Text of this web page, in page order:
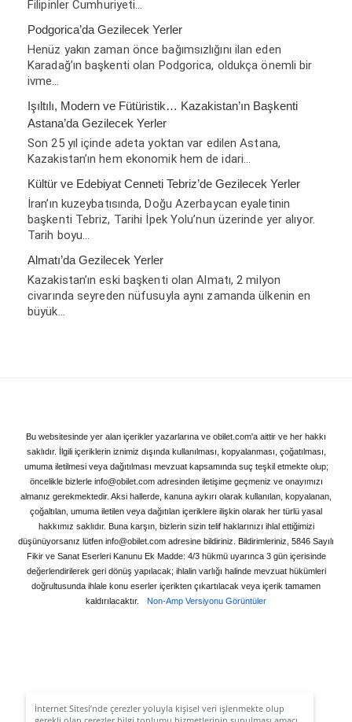
Filipinler Cumhuriyeti…
Podgorica’da Gezilecek Yerler
Henüz yakın zaman önce bağımsızlığını ilan eden
Karadağ’ın başkenti olan Podgorica, oldukça önemli bir
ivme…
Işıltılı, Modern ve Fütüristik… Kazakistan’ın Başkenti
Astana’da Gezilecek Yerler
Son 25 yıl içinde adeta yoktan var edilen Astana,
Kazakistan’ın hem ekonomik hem de idari…
Kültür ve Edebiyat Cenneti Tebriz’de Gezilecek Yerler
İran’ın kuzeybatısında, Doğu Azerbaycan eyaletinin
başkenti Tebriz, Tarihi İpek Yolu’nun üzerinde yer alıyor.
Tarih boyu…
Almatı’da Gezilecek Yerler
Kazakistan’ın eski başkenti olan Almatı, 2 milyon
civarında seyreden nüfusuyla aynı zamanda ülkenin en
büyük…
Bu websitesinde yer alan içerikler yazarlarına ve obilet.com'a aittir ve her hakkı
saklıdır. İlgili içeriklerin iznimiz dışında kullanılması, kopyalanması, çoğatılması,
umuma iletilmesi veya dağıtılması mevzuat kapsamında suç teşkil etmekte olup;
öncelikle bizlerle info@obilet.com adresinden iletişime geçmeniz ve onayımızı
almanız gerekmektedir. Aksi hallerde, kanuna aykırı olarak kullanılan, kopyalanan,
çoğaltılan, umuma iletilen veya dağıtılan içeriklere ilişkin olarak her türlü yasal
hakkımız saklıdır. Buna karşın, bizlerin sizin telif haklarınızı ihlal ettiğimizi
düşünüyorsanız lütfen info@obilet.com adresine bildiriniz. Bildirimleriniz, 5846 Sayılı
Fikir ve Sanat Eserleri Kanunu Ek Madde: 4/3 hükmü uyarınca 3 gün içerisinde
değerlendirilerek geri dönüş yapılacak; ihlalin varlığı halinde mevzuat hükümleri
doğrultusunda ihlale konu eserler içerikten çıkartılacak veya içerik tamamen
kaldırılacaktır.
Non-Amp Versiyonu Görüntüler
İnternet Sitesi’nde çerezler yoluyla kişisel veri işlenmekte olup